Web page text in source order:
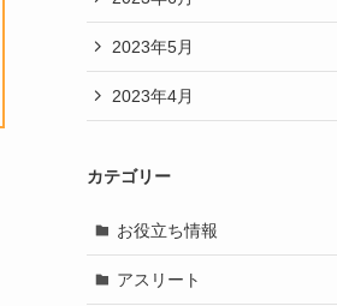
2023年5月
2023年4月
カテゴリー
お役立ち情報
アスリート